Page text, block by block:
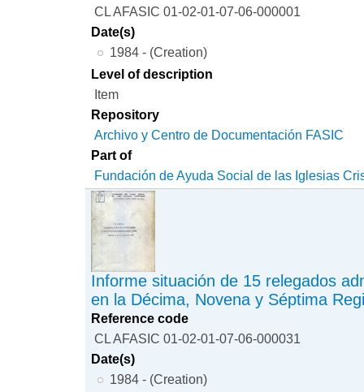
CL AFASIC 01-02-01-07-06-000001
Date(s)
1984 - (Creation)
Level of description
Item
Repository
Archivo y Centro de Documentación FASIC
Part of
Fundación de Ayuda Social de las Iglesias
Informe situación de 15 relegados
en la Décima, Novena y Séptima
Reference code
CL AFASIC 01-02-01-07-06-000031
Date(s)
1984 - (Creation)